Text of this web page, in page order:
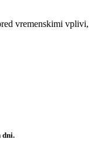
vremenskimi vplivi,
dni.